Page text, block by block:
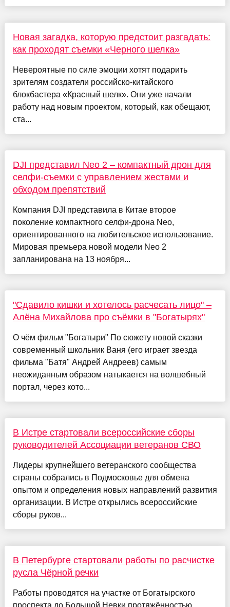
Новая загадка, которую предстоит разгадать:
как проходят съемки «Черного шелка»
Невероятные по силе эмоции хотят подарить
зрителям создатели российско-китайского
блокбастера «Красный шелк». Они уже начали
работу над новым проектом, который, как обещают,
ста...
DJI представил Neo 2 – компактный дрон для
селфи-съемки с управлением жестами и
обходом препятствий
Компания DJI представила в Китае второе
поколение компактного селфи-дрона Neo,
ориентированного на любительское использование.
Мировая премьера новой модели Neo 2
запланирована на 13 ноября...
"Сдавило кишки и хотелось расчесать лицо" –
Алёна Михайлова про съёмки в "Богатырях"
О чём фильм "Богатыри" По сюжету новой сказки
современный школьник Ваня (его играет звезда
фильма "Батя" Андрей Андреев) самым
неожиданным образом натыкается на волшебный
портал, через кото...
В Истре стартовали всероссийские сборы
руководителей Ассоциации ветеранов СВО
Лидеры крупнейшего ветеранского сообщества
страны собрались в Подмосковье для обмена
опытом и определения новых направлений развития
организации. В Истре открылись всероссийские
сборы руков...
В Петербурге стартовали работы по расчистке
русла Чёрной речки
Работы проводятся на участке от Богатырского